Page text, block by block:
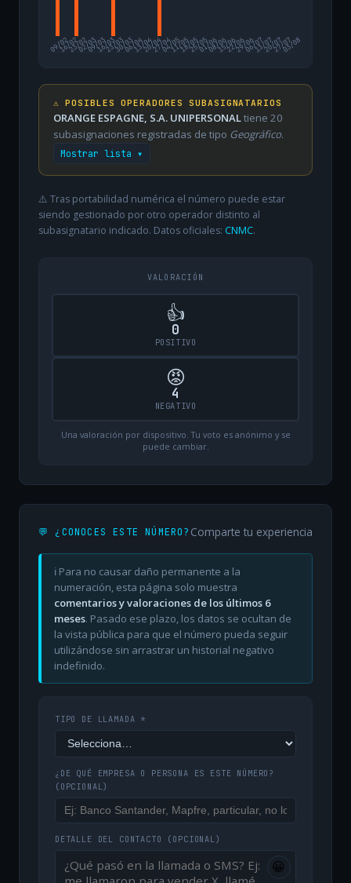
09/02
16/0223/0202/0309/0316/0323/0330/0306/0413/0420/0427/0404/0511/0518/0525/0501/0608/0615/0622/0629/0606/0713/0720/0727/07
03/08
⚠️ POSIBLES OPERADORES SUBASIGNATARIOS
ORANGE ESPAGNE, S.A. UNIPERSONALtiene 20
subasignaciones registradas de tipo Geográfico.
Mostrar lista ▾
⚠️ Tras portabilidad numérica el número puede estar
siendo gestionado por otro operador distinto al
subasignatario indicado. Datos oficiales: CNMC.
VALORACIÓN
👍
0
POSITIVO
😡
4
NEGATIVO
Una valoración por dispositivo. Tu voto es anónimo y se
puede cambiar.
💬 ¿CONOCES ESTE NÚMERO? Comparte tu experiencia
ℹ️ Para no causar daño permanente a la
numeración, esta página solo muestra
comentarios y valoraciones de los últimos 6
meses. Pasado ese plazo, los datos se ocultan de
la vista pública para que el número pueda seguir
utilizándose sin arrastrar un historial negativo
indefinido.
TIPO DE LLAMADA *
¿DE QUÉ EMPRESA O PERSONA ES ESTE NÚMERO?
(OPCIONAL)
DETALLE DEL CONTACTO (OPCIONAL)
😀